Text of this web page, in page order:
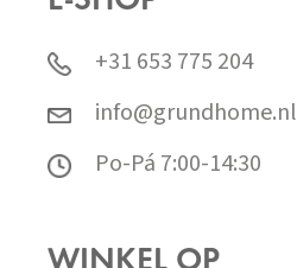
+31 653 775 204
info@grundhome.nl
Po-Pá 7:00-14:30